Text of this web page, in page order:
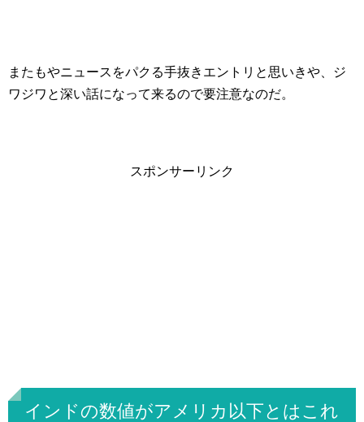
またもやニュースをパクる手抜きエントリと思いきや、ジ
ワジワと深い話になって来るので要注意なのだ。
スポンサーリンク
インドの数値がアメリカ以下とはこれ